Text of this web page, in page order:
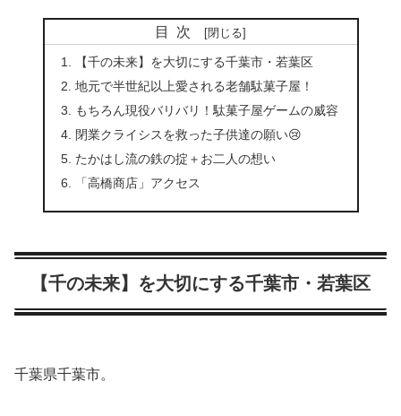
目次
【千の未来】を大切にする千葉市・若葉区
地元で半世紀以上愛される老舗駄菓子屋！
もちろん現役バリバリ！駄菓子屋ゲームの威容
閉業クライシスを救った子供達の願い😢
たかはし流の鉄の掟＋お二人の想い
「高橋商店」アクセス
【千の未来】を大切にする千葉市・若葉区
千葉県千葉市。